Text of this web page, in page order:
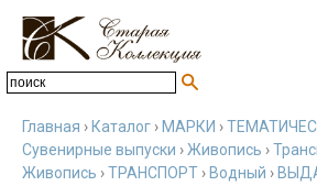
Главная › Каталог › МАРКИ ›
Сувенирные выпуски ›Живопись ›
Живопись ›ТРАНСПОРТ › Водный ›